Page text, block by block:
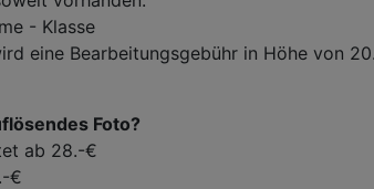
- Klasse
eine Bearbeitungsgebühr in Höhe von
Foto?
ab 28.-€
€